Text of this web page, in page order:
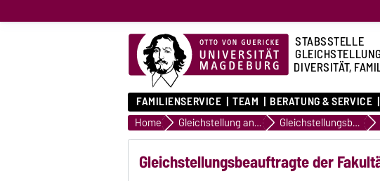
STABSSTELLE
DIVERSITÄT,
FAMILIENSERVICE TEAM BERATUNG & SERVICE
Home Gleichstellung an der OVGU Gleichstellungsbeauftragte
Gleichstellungsbeauftragte der